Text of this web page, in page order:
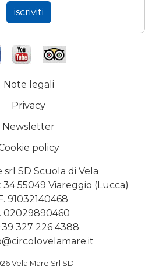
iscriviti
Note legali
Privacy
Newsletter
policy
srl SD Scuola di Vela
34 55049 Viareggio (Lucca)
91032140468
02029890460
327 226 4388
Vela Mare Srl SD